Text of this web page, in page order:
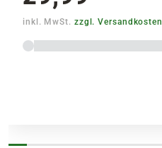
inkl. MwSt. zzgl. Versandkosten